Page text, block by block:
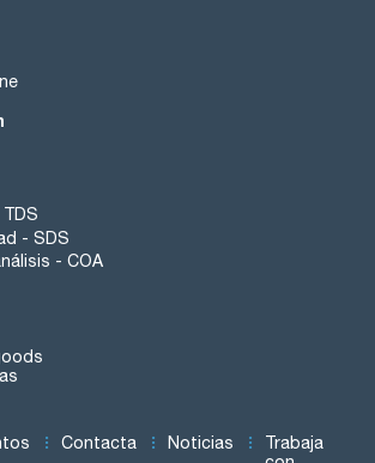
- SDS
- COA
Contacta Noticias
Trabaja